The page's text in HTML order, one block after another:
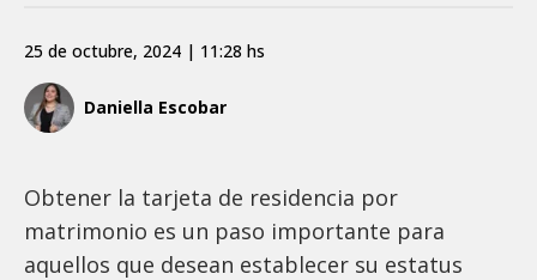
Daniella Escobar
25 de octubre, 2024 | 11:28 hs
Obtener la tarjeta de residencia por
matrimonio es un paso importante para
aquellos que desean establecer su estatus